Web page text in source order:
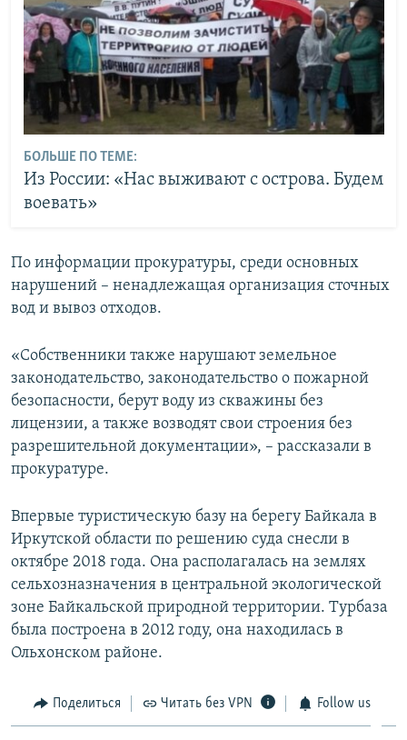
БОЛЬШЕ ПО ТЕМЕ:
Из России: «Нас выживают с острова. Будем
воевать»
По информации прокуратуры, среди основных
нарушений – ненадлежащая организация сточных
вод и вывоз отходов.
«Собственники также нарушают земельное
законодательство, законодательство о пожарной
безопасности, берут воду из скважины без
лицензии, а также возводят свои строения без
разрешительной документации», – рассказали в
прокуратуре.
Впервые туристическую базу на берегу Байкала в
Иркутской области по решению суда снесли в
октябре 2018 года. Она располагалась на землях
сельхозназначения в центральной экологической
зоне Байкальской природной территории. Турбаза
была построена в 2012 году, она находилась в
Ольхонском районе.
Поделиться Читать без VPN Follow us